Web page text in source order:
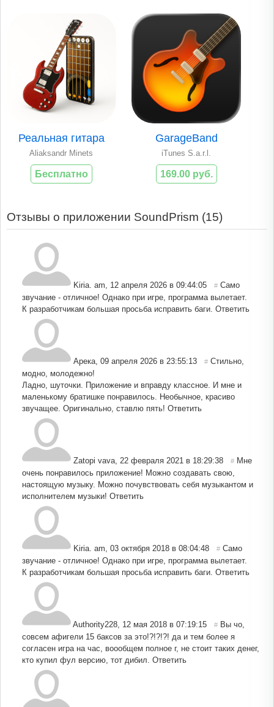
Реальная гитара
Aliaksandr Minets
Бесплатно
GarageBand
iTunes S.a.r.l.
169.00 руб.
Отзывы о приложении SoundPrism (15)
Kiria. am, 12 апреля 2026 в 09:44:05 # Само
звучание - отличное! Однако при игре, программа вылетает.
К разработчикам большая просьба исправить баги. Ответить
Арека, 09 апреля 2026 в 23:55:13 # Стильно,
модно, молодежно!
Ладно, шуточки. Приложение и вправду классное. И мне и
маленькому братишке понравилось. Необычное, красиво
звучащее. Оригинально, ставлю пять! Ответить
Zatopi vava, 22 февраля 2021 в 18:29:38 # Мне
очень понравилось приложение! Можно создавать свою,
настоящую музыку. Можно почувствовать себя музыкантом и
исполнителем музыки! Ответить
Kiria. am, 03 октября 2018 в 08:04:48 # Само
звучание - отличное! Однако при игре, программа вылетает.
К разработчикам большая просьба исправить баги. Ответить
Authority228, 12 мая 2018 в 07:19:15 # Вы чо,
совсем афигели 15 баксов за это!?!?!?! да и тем более я
согласен игра на час, воообщем полное г, не стоит таких денег,
кто купил фул версию, тот дибил. Ответить